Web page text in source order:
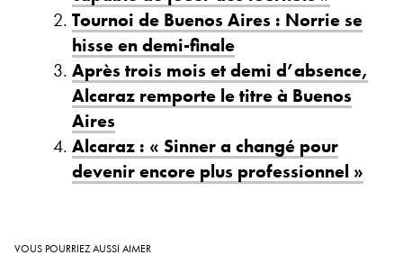
Tournoi de Buenos Aires : Norrie se
hisse en demi-finale
Après trois mois et demi d’absence,
Alcaraz remporte le titre à Buenos
Aires
Alcaraz : « Sinner a changé pour
devenir encore plus professionnel »
VOUS POURRIEZ AUSSI AIMER